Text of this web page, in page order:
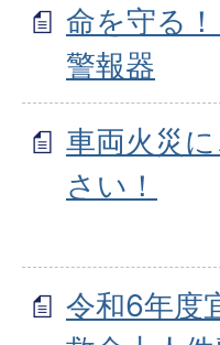
命を守る
警報器
車両火災
さい！
令和6年度